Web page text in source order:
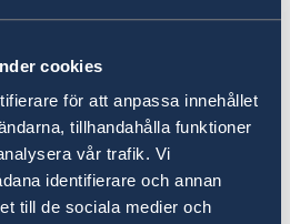
cookies
för att anpassa innehållet
tillhandahålla funktioner
vår trafik. Vi
identifierare och annan
till de sociala medier och
företag
företag
kontantabonnemang kan
av giltigt pass.
i ett formulär för att
kort hos